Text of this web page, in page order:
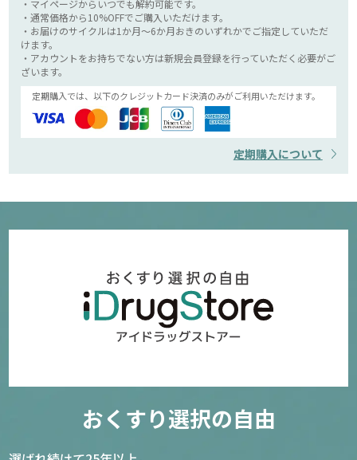
・マイページからいつでも解約可能です。
・通常価格から10%OFFでご購入いただけます。
・お届けのサイクルは1か月～6か月おきのいずれかでご指定していただ
けます。
・アカウントをお持ちでない方は新規会員登録を行っていただく必要がご
ざいます。
定期購入では、以下のクレジットカード決済のみがご利用いただけます。
定期購入について
おくすり選択の自由